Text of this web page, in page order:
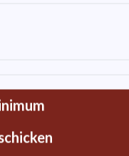
angestoßen ·
für neue
das Reisen